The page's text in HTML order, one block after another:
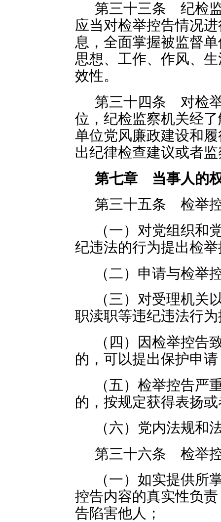
第三十三条 纪检
应当对检举控告情况
息，全面掌握被监督
思想、工作、作风、
效性。
第三十四条 对检
位，纪检监察机关经
单位党风廉政建设和
出纪律检查建议或者
第七章 当事人的
第三十五条 检举
（一）对党组织和
纪违法的行为提出检
（二）申请与检举
（三）对受理机关
职渎职等违纪违法行
（四）因检举控告
的，可以提出保护申
（五）检举控告严
的，按规定获得表扬
（六）党内法规和
第三十六条 检举
（一）如实提供所
控告内容的真实性负
告陷害他人；